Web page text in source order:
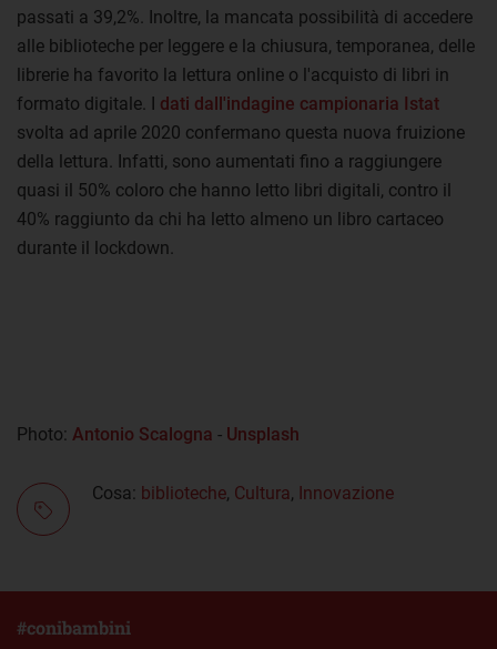
passati a 39,2%. Inoltre, la mancata possibilità di accedere
alle biblioteche per leggere e la chiusura, temporanea, delle
librerie ha favorito la lettura online o l'acquisto di libri in
formato digitale. I dati dall'indagine campionaria Istat
svolta ad aprile 2020 confermano questa nuova fruizione
della lettura. Infatti, sono aumentati fino a raggiungere
quasi il 50% coloro che hanno letto libri digitali, contro il
40% raggiunto da chi ha letto almeno un libro cartaceo
durante il lockdown.
Photo: Antonio Scalogna - Unsplash
Cosa: biblioteche, Cultura, Innovazione
#conibambini